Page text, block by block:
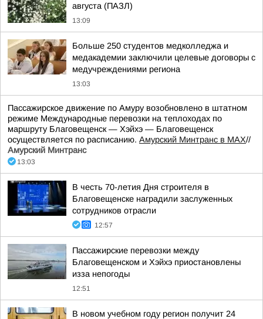
августа (ПАЗЛ)
13:09
Больше 250 студентов медколледжа и
медакадемии заключили целевые договоры с
медучреждениями региона
13:03
Пассажирское движение по Амуру возобновлено в штатном
режиме Международные перевозки на теплоходах по
маршруту Благовещенск — Хэйхэ — Благовещенск
осуществляется по расписанию. Амурский Минтранс в МАХ//
Амурский Минтранс
13:03
В честь 70-летия Дня строителя в
Благовещенске наградили заслуженных
сотрудников отрасли
12:57
Пассажирские перевозки между
Благовещенском и Хэйхэ приостановлены
изза непогоды
12:51
В новом учебном году регион получит 24